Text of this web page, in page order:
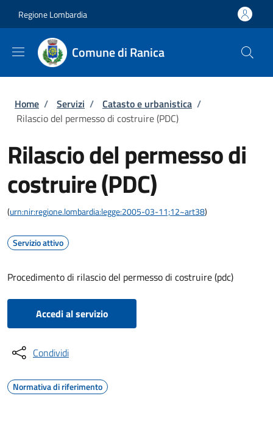
Regione Lombardia
Comune di Ranica
Briciole di pane
Home / Servizi / Catasto e urbanistica /
Rilascio del permesso di costruire (PDC)
Rilascio del permesso di
costruire (PDC)
(urn:nir:regione.lombardia:legge:2005-03-11;12~art38)
Servizio attivo
Procedimento di rilascio del permesso di costruire (pdc)
Accedi al servizio
Condividi
Normativa di riferimento